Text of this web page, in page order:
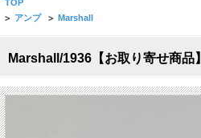
TOP
> アンプ > Marshall
Marshall/1936【お取り寄せ商品】